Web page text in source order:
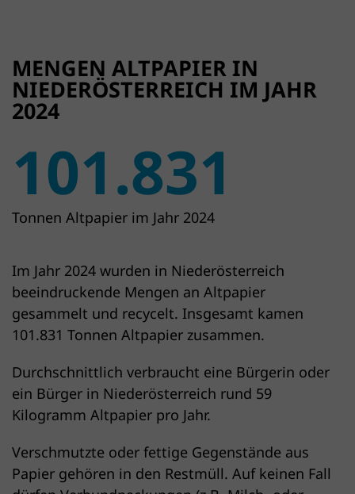
MENGEN ALTPAPIER IN
NIEDERÖSTERREICH IM JAHR
2024
101.831
Tonnen Altpapier im Jahr 2024
Im Jahr 2024 wurden in Nieder­österreich
beeindruckende Mengen an Altpapier
gesammelt und recycelt. Insgesamt kamen
101.831 Tonnen Altpapier zusammen.
Durchschnittlich verbraucht eine Bürgerin oder
ein Bürger in Niederösterreich rund 59
Kilogramm Altpapier pro Jahr.
Verschmutzte oder fettige Gegenstände aus
Papier gehören in den Restmüll. Auf keinen Fall